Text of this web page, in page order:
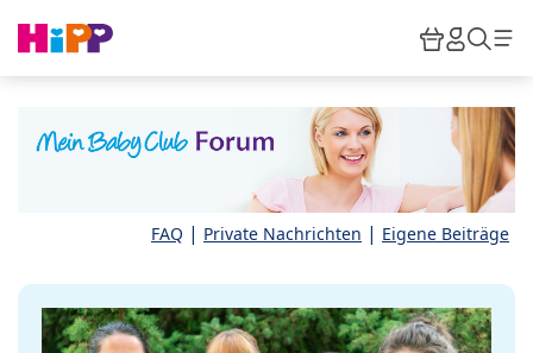
HiPP
FAQ | Private Nachrichten | Eigene Beiträge